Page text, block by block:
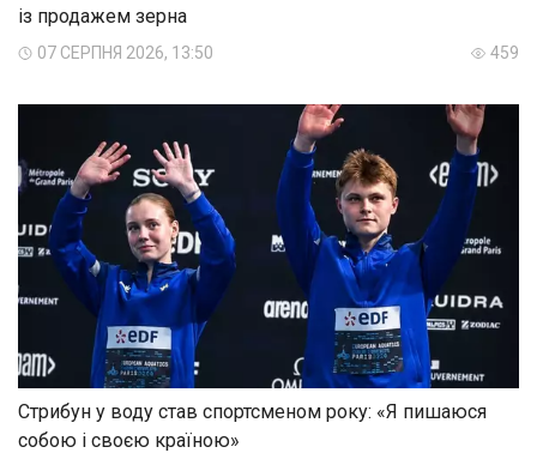
із продажем зерна
07 СЕРПНЯ 2026, 13:50 459
Стрибун у воду став спортсменом року: «Я пишаюся
собою і своєю країною»